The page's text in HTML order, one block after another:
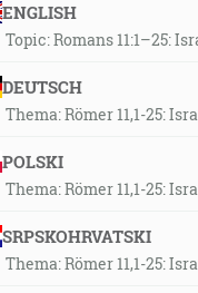
ENGLISH
Topic: Romans 11:1–25:
DEUTSCH
Thema: Römer 11,1-25:
POLSKI
Thema: Römer 11,1-25:
SRPSKOHRVATSKI
Thema: Römer 11,1-25: